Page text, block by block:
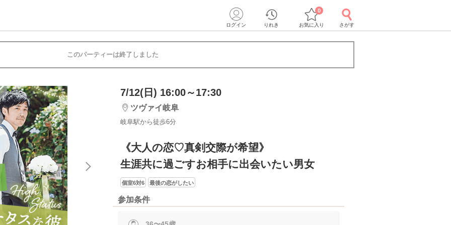
ログイン りれき お気に入り
0
さがす
このパーティーは終了しました
7/12(日) 16:00～17:30
ツヴァイ岐阜
岐阜駅から徒歩6分
《大人の恋♡真剣交際が希望》
生涯共に過ごすお相手に出会いたい男女
個室6対6 最後の恋がしたい
参加条件